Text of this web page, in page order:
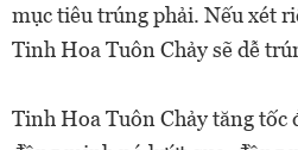
mục tiêu trúng phải. Nếu xét
Tinh Hoa Tuôn Chảy sẽ dễ
Tinh Hoa Tuôn Chảy tăng tốc